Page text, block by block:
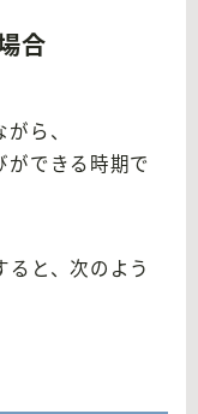
合
ら、
ができる時期で
ると、次のよう